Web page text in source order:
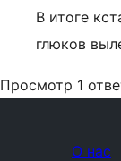
В итоге
глюков
Просмотр 1
О нас